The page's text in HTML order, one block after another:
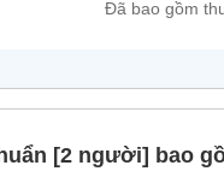
Đã bao gồm
[2 người] bao